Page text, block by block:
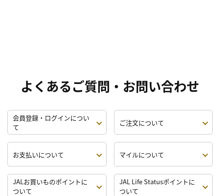
よくあるご質問・お問い合わせ
会員登録・ログインについ
て
ご注文について
お支払いについて マイルについて
JALお買いものポイントに
ついて
JAL Life Statusポイントに
ついて